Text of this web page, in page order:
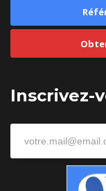
Inscrivez-